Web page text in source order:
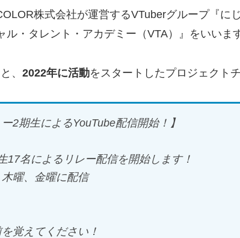
株式会社が運営するVTuberグループ『に
ル・タレント・アカデミー（VTA）』をいいます
、 2022年に活動をスタートしたプロジェクト
ー2期生によるYouTube配信開始！】
17名によるリレー配信を開始します！
木曜、金曜に配信
覚えてください！